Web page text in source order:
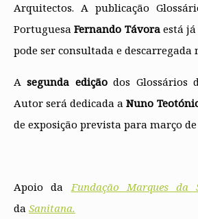
Arquitectos. A publicação
PortuguesaFernando Távoraestá já
pode ser consultada e descarregada
Asegunda ediçãodos Glossários
Autor será dedicada aNuno
de exposição prevista para ​março de
Apoio daFundação Marques da
da Sanitana.